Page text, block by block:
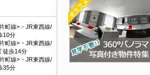
町線>・JR東西線/
10分
町線>・JR東西線/
徒歩14分
町線>・JR東西線/
35分